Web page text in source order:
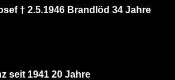
† 2.5.1946 Brandlöd 34 Jahre
seit 1941 20 Jahre